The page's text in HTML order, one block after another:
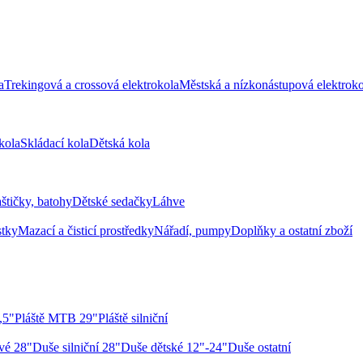
Trekingová a crossová elektrokolaMěstská a nízkonástupová
Skládací kolaDětská kola
batohyDětské sedačkyLáhve
Mazací a čisticí prostředkyNářadí, pumpyDoplňky a ostatní zboží
Pláště MTB 29"Pláště silniční
28"Duše silniční 28"Duše dětské 12"-24"Duše ostatní